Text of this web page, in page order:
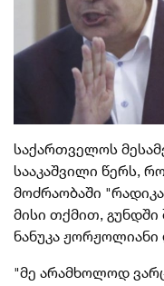
საქართველოს
სააკაშვილი წერს,
მოძრაობაში
მისი თქმით,
ნანუკა
"მე არამხოლოდ